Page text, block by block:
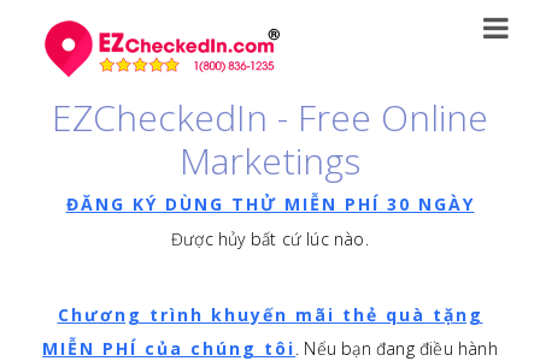
EZCheckedIn - Free Online
Marketings
ĐĂNG KÝ DÙNG THỬ MIỄN PHÍ 30 NGÀY
Được hủy bất cứ lúc nào.
Chương trình khuyến mãi thẻ quà tặng
MIỄN PHÍ của chúng tôi. Nếu bạn đang điều hành